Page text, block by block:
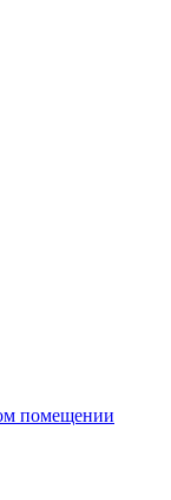
помещении